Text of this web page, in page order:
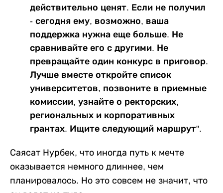
действительно ценят. Если не получил
- сегодня ему, возможно, ваша
поддержка нужна еще больше. Не
сравнивайте его с другими. Не
превращайте один конкурс в приговор.
Лучше вместе откройте список
университетов, позвоните в приемные
комиссии, узнайте о ректорских,
региональных и корпоративных
грантах. Ищите следующий маршрут".
Саясат Нурбек, что иногда путь к мечте
оказывается немного длиннее, чем
планировалось. Но это совсем не значит, что